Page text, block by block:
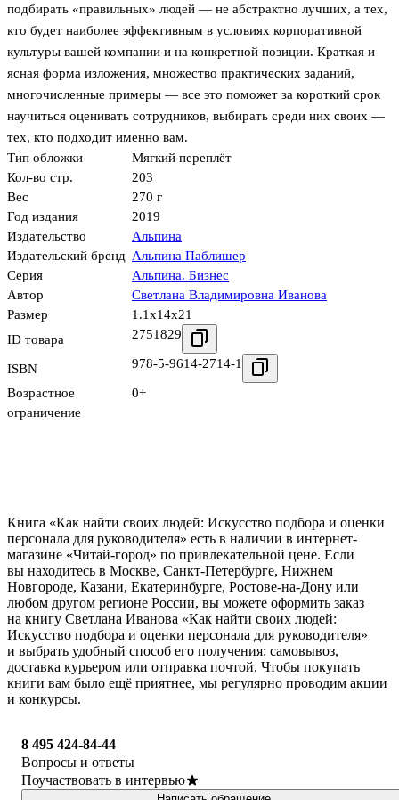
подбирать «правильных» людей — не абстрактно лучших, а тех,
кто будет наиболее эффективным в условиях корпоративной
культуры вашей компании и на конкретной позиции. Краткая и
ясная форма изложения, множество практических заданий,
многочисленные примеры — все это поможет за короткий срок
научиться оценивать сотрудников, выбирать среди них своих —
тех, кто подходит именно вам.
Тип обложки
Мягкий переплёт
Кол-во стр.
203
Вес
270 г
Год издания
2019
Издательство
Альпина
Издательский бренд Альпина Паблишер
Серия
Альпина. Бизнес
Автор
Светлана Владимировна Иванова
Размер
1.1x14x21
ID товара
2751829
ISBN 978-5-9614-2714-1
Возрастное
ограничение
0+
Книга «Как найти своих людей: Искусство подбора и оценки
персонала для руководителя» есть в наличии в интернет-
магазине «Читай-город» по привлекательной цене. Если
вы находитесь в Москве, Санкт-Петербурге, Нижнем
Новгороде, Казани, Екатеринбурге, Ростове-на-Дону или
любом другом регионе России, вы можете оформить заказ
на книгу Светлана Иванова «Как найти своих людей:
Искусство подбора и оценки персонала для руководителя»
и выбрать удобный способ его получения: самовывоз,
доставка курьером или отправка почтой. Чтобы покупать
книги вам было ещё приятнее, мы регулярно проводим акции
и конкурсы.
8 495 424-84-44
Вопросы и ответы
Поучаствовать в интервью